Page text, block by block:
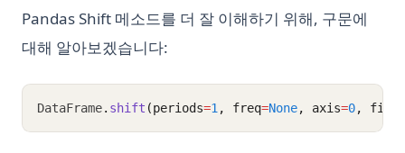
Pandas Shift 메소드를 더 잘 이해하기 위해, 구문에
대해 알아보겠습니다:
DataFrame. shift (periods=1 , freq=None, axis=0,